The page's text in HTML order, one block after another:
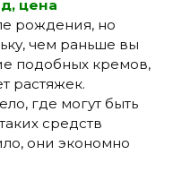
цена
рождения, но
чем раньше вы
подобных кремов,
растяжек.
где могут быть
средств
они экономно